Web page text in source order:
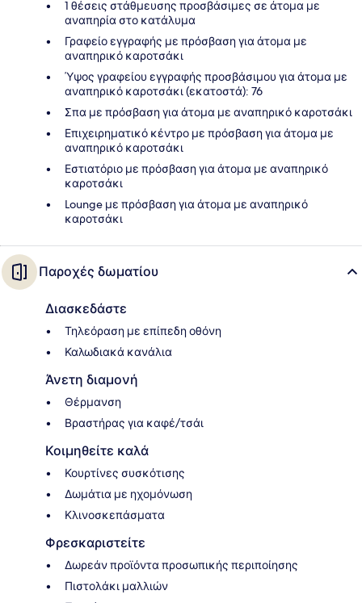
1 θέσεις στάθμευσης προσβάσιμες σε άτομα με
αναπηρία στο κατάλυμα
Γραφείο εγγραφής με πρόσβαση για άτομα με
αναπηρικό καροτσάκι
Ύψος γραφείου εγγραφής προσβάσιμου για άτομα με
αναπηρικό καροτσάκι (εκατοστά): 76
Σπα με πρόσβαση για άτομα με αναπηρικό καροτσάκι
Επιχειρηματικό κέντρο με πρόσβαση για άτομα με
αναπηρικό καροτσάκι
Εστιατόριο με πρόσβαση για άτομα με αναπηρικό
καροτσάκι
Lounge με πρόσβαση για άτομα με αναπηρικό
καροτσάκι
Παροχές δωματίου
Διασκεδάστε
Τηλεόραση με επίπεδη οθόνη
Καλωδιακά κανάλια
Άνετη διαμονή
Θέρμανση
Βραστήρας για καφέ/τσάι
Κοιμηθείτε καλά
Κουρτίνες συσκότισης
Δωμάτια με ηχομόνωση
Κλινοσκεπάσματα
Φρεσκαριστείτε
Δωρεάν προϊόντα προσωπικής περιποίησης
Πιστολάκι μαλλιών